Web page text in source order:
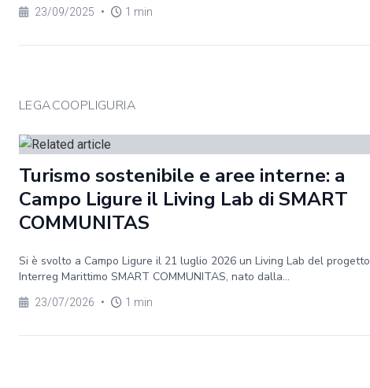
23/09/2025 • 1 min
LEGACOOPLIGURIA
Turismo sostenibile e aree interne: a
Campo Ligure il Living Lab di SMART
COMMUNITAS
Si è svolto a Campo Ligure il 21 luglio 2026 un Living Lab del progetto
Interreg Marittimo SMART COMMUNITAS, nato dalla...
23/07/2026 • 1 min